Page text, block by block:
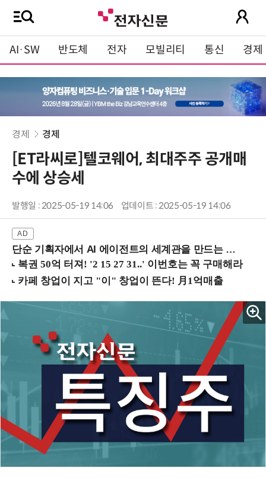
AI·SW 반도체 전자 모빌리티 통신 경제
경제 경제
[ET라씨로]텔코웨어, 최대주주 공개매
수에 상승세
발행일 : 2025-05-19 14:06 업데이트 : 2025-05-19 14:06
단순 기획자에서 AI 에이전트의 세계관을 만드는 지식 설계자로.. (8/20 강남역)